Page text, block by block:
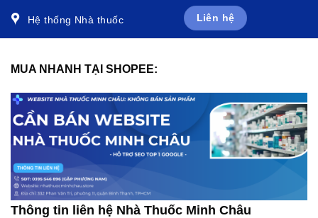
Hệ thống Nhà thuốc Liên hệ
MUA NHANH TẠI SHOPEE:
Thông tin liên hệ Nhà Thuốc Minh Châu